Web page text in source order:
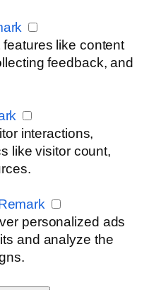
like content
feedback, and
interactions,
like visitor count,
personalized ads
and analyze the